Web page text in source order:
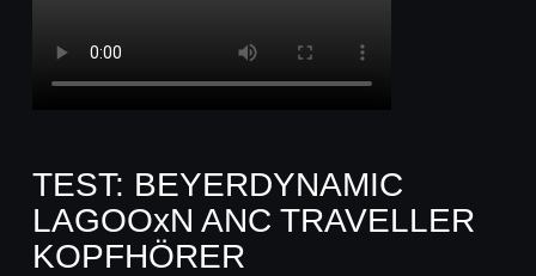
TEST: BEYERDYNAMIC
LAGOOxN ANC TRAVELLER
KOPFHÖRER